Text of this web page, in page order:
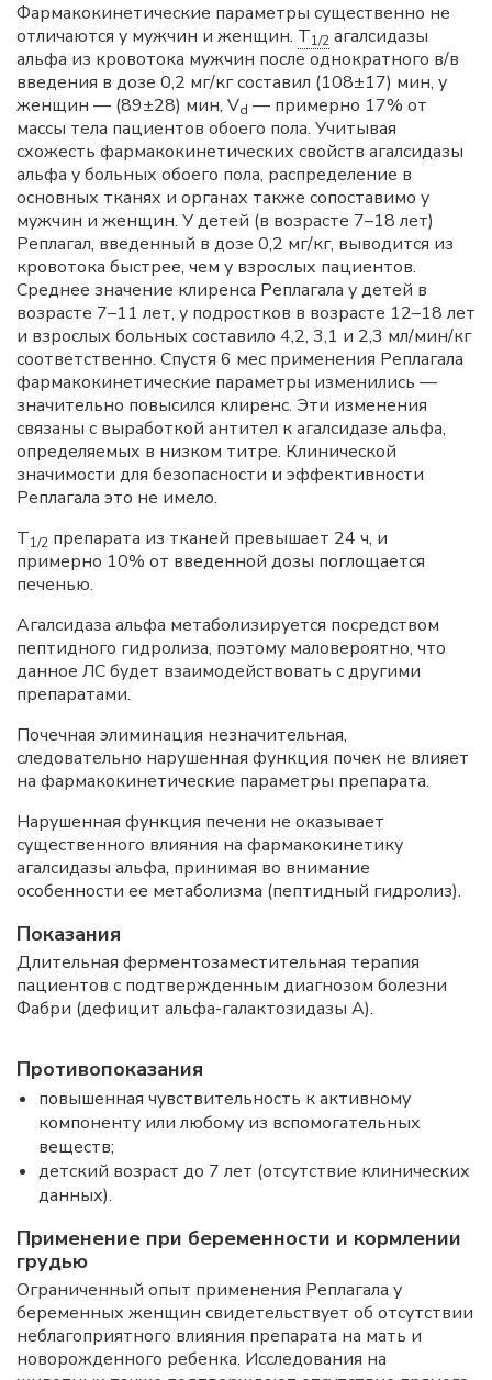
Фармакокинетические параметры существенно не
отличаются у мужчин и женщин. T1/2 агалсидазы
альфа из кровотока мужчин после однократного в/в
введения в дозе 0,2 мг/кг составил (108±17) мин, у
женщин — (89±28) мин, Vd — примерно 17% от
массы тела пациентов обоего пола. Учитывая
схожесть фармакокинетических свойств агалсидазы
альфа у больных обоего пола, распределение в
основных тканях и органах также сопоставимо у
мужчин и женщин. У детей (в возрасте 7–18 лет)
Реплагал, введенный в дозе 0,2 мг/кг, выводится из
кровотока быстрее, чем у взрослых пациентов.
Среднее значение клиренса Реплагала у детей в
возрасте 7–11 лет, у подростков в возрасте 12–18 лет
и взрослых больных составило 4,2, 3,1 и 2,3 мл/мин/кг
соответственно. Спустя 6 мес применения Реплагала
фармакокинетические параметры изменились —
значительно повысился клиренс. Эти изменения
связаны с выработкой антител к агалсидазе альфа,
определяемых в низком титре. Клинической
значимости для безопасности и эффективности
Реплагала это не имело.
T1/2 препарата из тканей превышает 24 ч, и
примерно 10% от введенной дозы поглощается
печенью.
Агалсидаза альфа метаболизируется посредством
пептидного гидролиза, поэтому маловероятно, что
данное ЛС будет взаимодействовать с другими
препаратами.
Почечная элиминация незначительная,
следовательно нарушенная функция почек не влияет
на фармакокинетические параметры препарата.
Нарушенная функция печени не оказывает
существенного влияния на фармакокинетику
агалсидазы альфа, принимая во внимание
особенности ее метаболизма (пептидный гидролиз).
Показания
Длительная ферментозаместительная терапия
пациентов с подтвержденным диагнозом болезни
Фабри (дефицит альфа-галактозидазы А).
Противопоказания
повышенная чувствительность к активному
компоненту или любому из вспомогательных
веществ;
детский возраст до 7 лет (отсутствие клинических
данных).
Применение при беременности и кормлении
грудью
Ограниченный опыт применения Реплагала у
беременных женщин свидетельствует об отсутствии
неблагоприятного влияния препарата на мать и
новорожденного ребенка. Исследования на